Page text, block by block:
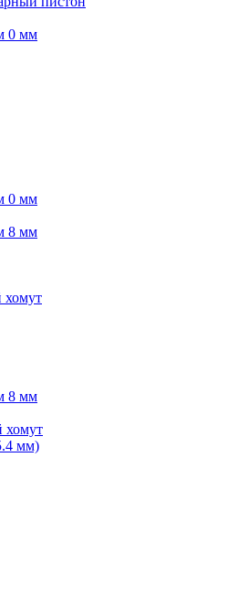
0 мм
0 мм
8 мм
хомут
8 мм
хомут
мм)